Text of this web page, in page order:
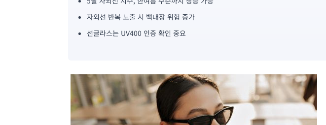
심
자외선 반복 노출 시 백내장 위험 증가
선글라스는 UV400 인증 확인 중요